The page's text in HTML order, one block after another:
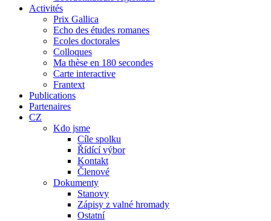
Activités
Prix Gallica
Echo des études romanes
Ecoles doctorales
Colloques
Ma thèse en 180 secondes
Carte interactive
Frantext
Publications
Partenaires
CZ
Kdo jsme
Cíle spolku
Řídící výbor
Kontakt
Členové
Dokumenty
Stanovy
Zápisy z valné hromady
Ostatní